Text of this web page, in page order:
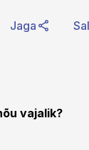
Jaga
vajalik?